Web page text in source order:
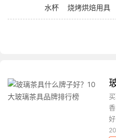
水杯
烧烤烘焙用具